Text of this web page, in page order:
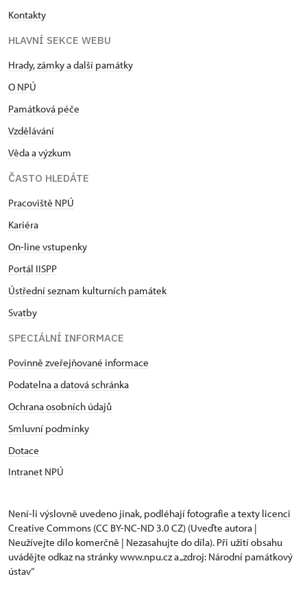
Kontakty
HLAVNÍ SEKCE WEBU
Hrady, zámky a další památky
O NPÚ
Památková péče
Vzdělávání
Věda a výzkum
ČASTO HLEDÁTE
Pracoviště NPÚ
Kariéra
On-line vstupenky
Portál IISPP
Ústřední seznam kulturních památek
Svatby
SPECIÁLNÍ INFORMACE
Povinně zveřejňované informace
Podatelna a datová schránka
Ochrana osobních údajů
Smluvní podmínky
Dotace
Intranet NPÚ
Není-li výslovně uvedeno jinak, podléhají fotografie a texty licenci
Creative Commons (CC BY-NC-ND 3.0 CZ) (Uveďte autora |
Neužívejte dílo komerčně | Nezasahujte do díla). Při užití obsahu
uvádějte odkaz na stránky www.npu.cz a „zdroj: Národní památkový
ústav“